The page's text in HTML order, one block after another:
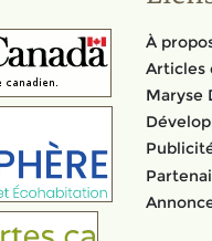
À
Articles
Maryse